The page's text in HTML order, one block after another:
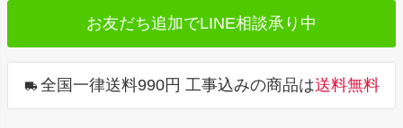
プ
へ
お友だち追加でLINE相談承り中
全国一律送料990円 工事込みの商品は送料無料